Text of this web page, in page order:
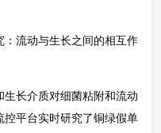
流动与生长之间的相互作
长介质对细菌粘附和流动
平台实时研究了铜绿假单